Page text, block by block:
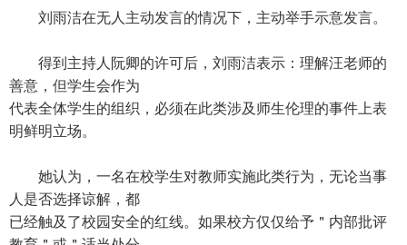
刘雨洁在无人主动发言的情况下，主动举手示意发言。
得到主持人阮卿的许可后，刘雨洁表示：理解汪老师的
善意，但学生会作为
代表全体学生的组织，必须在此类涉及师生伦理的事件上表
明鲜明立场。
她认为，一名在校学生对教师实施此类行为，无论当事
人是否选择谅解，都
已经触及了校园安全的红线。如果校方仅仅给予＂内部批评